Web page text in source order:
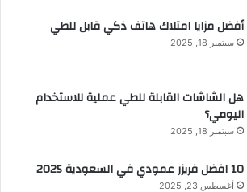
أفضل مزايا امتلاك هاتف ذكي قابل للطي
سبتمبر 18, 2025
هل الشاشات القابلة للطي عملية للاستخدام
اليومي؟
سبتمبر 18, 2025
10 افضل فريزر عمودي​ في السعودية​ 2025
أغسطس 23, 2025